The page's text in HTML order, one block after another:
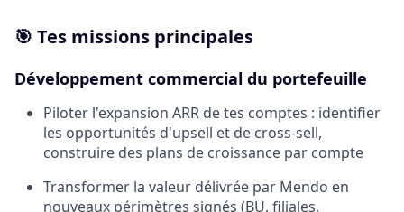
🎯 Tes missions principales
Développement commercial du portefeuille
Piloter l'expansion ARR de tes comptes : identifier
les opportunités d'upsell et de cross-sell,
construire des plans de croissance par compte
Transformer la valeur délivrée par Mendo en
nouveaux périmètres signés (BU, filiales,